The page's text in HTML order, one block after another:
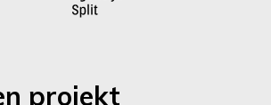
projekt